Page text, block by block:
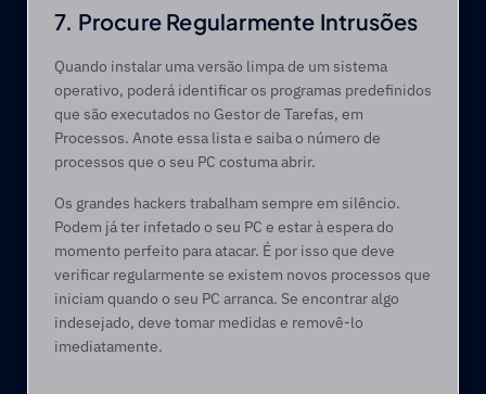
7. Procure Regularmente Intrusões
Quando instalar uma versão limpa de um sistema
operativo, poderá identificar os programas predefinidos
que são executados no Gestor de Tarefas, em
Processos. Anote essa lista e saiba o número de
processos que o seu PC costuma abrir.
Os grandes hackers trabalham sempre em silêncio.
Podem já ter infetado o seu PC e estar à espera do
momento perfeito para atacar. É por isso que deve
verificar regularmente se existem novos processos que
iniciam quando o seu PC arranca. Se encontrar algo
indesejado, deve tomar medidas e removê-lo
imediatamente.